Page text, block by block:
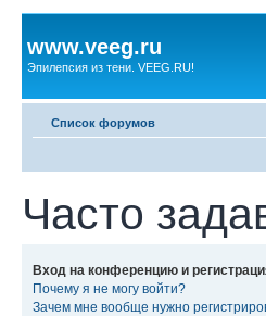
www.veeg.ru
Эпилепсия из тени. VEEG.RU!
Список форумов
Часто
Вход на конференцию и
Почему я не могу войти?
Зачем мне вообще нужно